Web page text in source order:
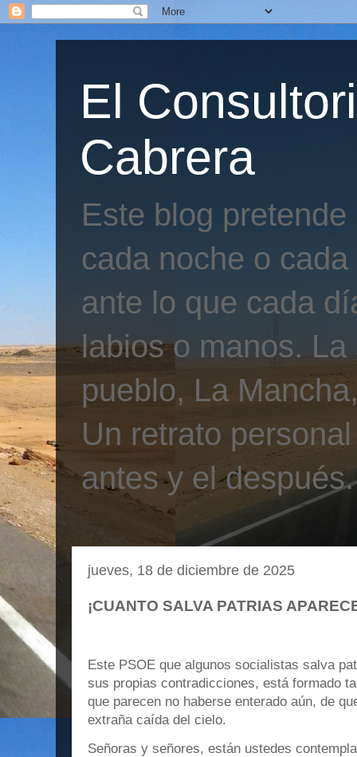
El
Cabrera
Este blog
cada noche o
ante lo que cada
labios o manos.
pueblo, La
Un retrato
antes y el después.
jueves, 18 de diciembre de 2025
¡CUANTO SALVA PATRIAS
Este PSOE que algunos socialistas salva
sus propias contradicciones, está formado
que parecen no haberse enterado aún, de
extraña caída del cielo.
Señoras y señores, están ustedes